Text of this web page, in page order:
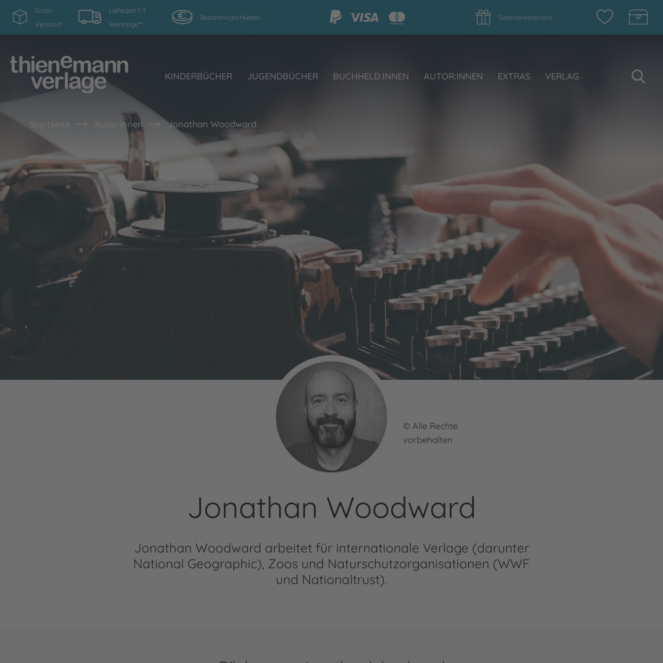
Gratis
Versand*
Lieferzeit 1-3
Werktage**
Bezahlmöglichkeiten Geschenkeservice
KINDERBÜCHER JUGENDBÜCHER BUCHHELD:INNEN AUTOR:INNEN EXTRAS VERLAG
Startseite Autor:innen Jonathan Woodward
© Alle Rechte
vorbehalten
Jonathan Woodward
Jonathan Woodward arbeitet für internationale Verlage (darunter
National Geographic), Zoos und Naturschutzorganisationen (WWF
und Nationaltrust).